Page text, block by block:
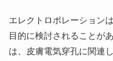
エレクトロポレーション
目的に検討されることが
は、皮膚電気穿孔に関連